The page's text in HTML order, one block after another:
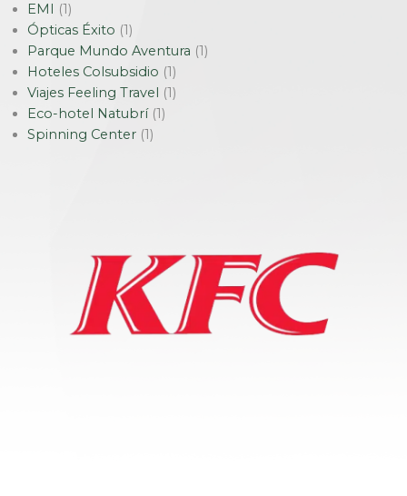
EMI (1)
Ópticas Éxito (1)
Parque Mundo Aventura (1)
Hoteles Colsubsidio (1)
Viajes Feeling Travel (1)
Eco-hotel Natubrí(1)
Spinning Center (1)